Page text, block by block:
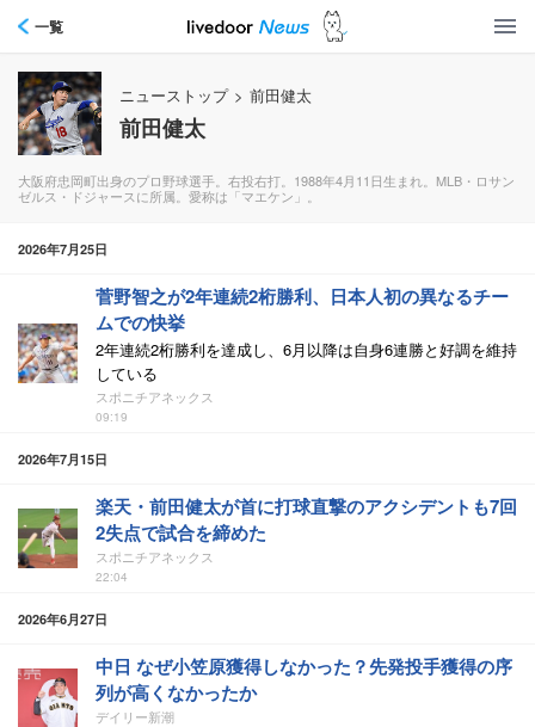
一覧
ニューストップ > 前田健太
前田健太
大阪府忠岡町出身のプロ野球選手。右投右打。1988年4月11日生まれ。MLB・ロサン
ゼルス・ドジャースに所属。愛称は「マエケン」。
2026年7月25日
菅野智之が2年連続2桁勝利、日本人初の異なるチー
ムでの快挙
2年連続2桁勝利を達成し、6月以降は自身6連勝と好調を維持
している
スポニチアネックス
09:19
2026年7月15日
楽天・前田健太が首に打球直撃のアクシデントも7回
2失点で試合を締めた
スポニチアネックス
22:04
2026年6月27日
中日 なぜ小笠原獲得しなかった？先発投手獲得の序
列が高くなかったか
デイリー新潮